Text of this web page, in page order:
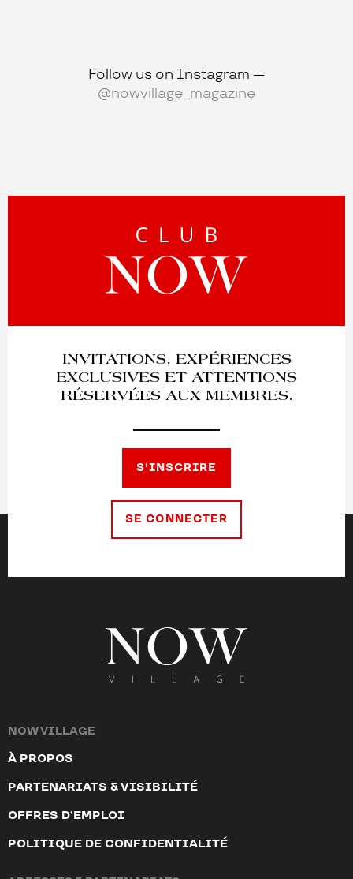
Follow us on Instagram —
@nowvillage_magazine
INVITATIONS, EXPÉRIENCES
EXCLUSIVES ET ATTENTIONS
RÉSERVÉES AUX MEMBRES.
S'INSCRIRE
SE CONNECTER
NOW VILLAGE
À PROPOS
PARTENARIATS & VISIBILITÉ
OFFRES D’EMPLOI
POLITIQUE DE CONFIDENTIALITÉ